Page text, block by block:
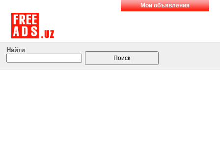
Мои объявления
Найти